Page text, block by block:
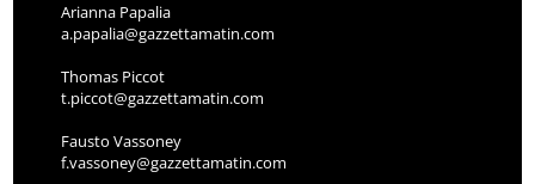
Arianna Papalia
a.papalia@gazzettamatin.com
Thomas Piccot
t.piccot@gazzettamatin.com
Fausto Vassoney
f.vassoney@gazzettamatin.com